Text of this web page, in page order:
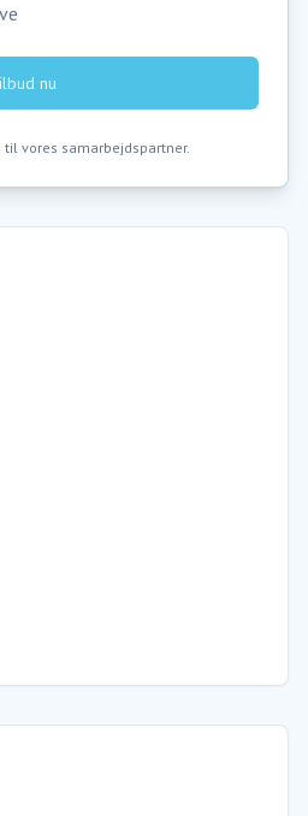
nu
til vores samarbejdspartner.